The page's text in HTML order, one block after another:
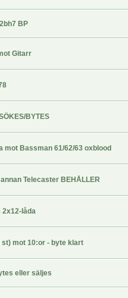
BP
Gitarr
BYTES
mot Bassman 61/62/63 oxblood
Telecaster BEHÅLLER
2x12-låda
st) mot 10:or - byte klart
eller säljes